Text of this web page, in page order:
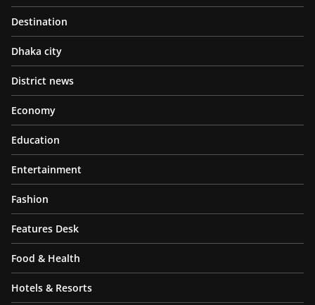
Destination
Dhaka city
District news
Economy
Education
Entertainment
Fashion
Features Desk
Food & Health
Hotels & Resorts